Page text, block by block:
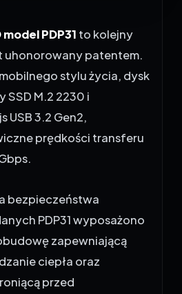
PDP31 to kolejny
patentem.
stylu życia, dysk
SSD M.2 2230 i
3.2 Gen2,
prędkości transferu
bezpieczeństwa
PDP31 wyposażono
zapewniającą
ciepła oraz
przed